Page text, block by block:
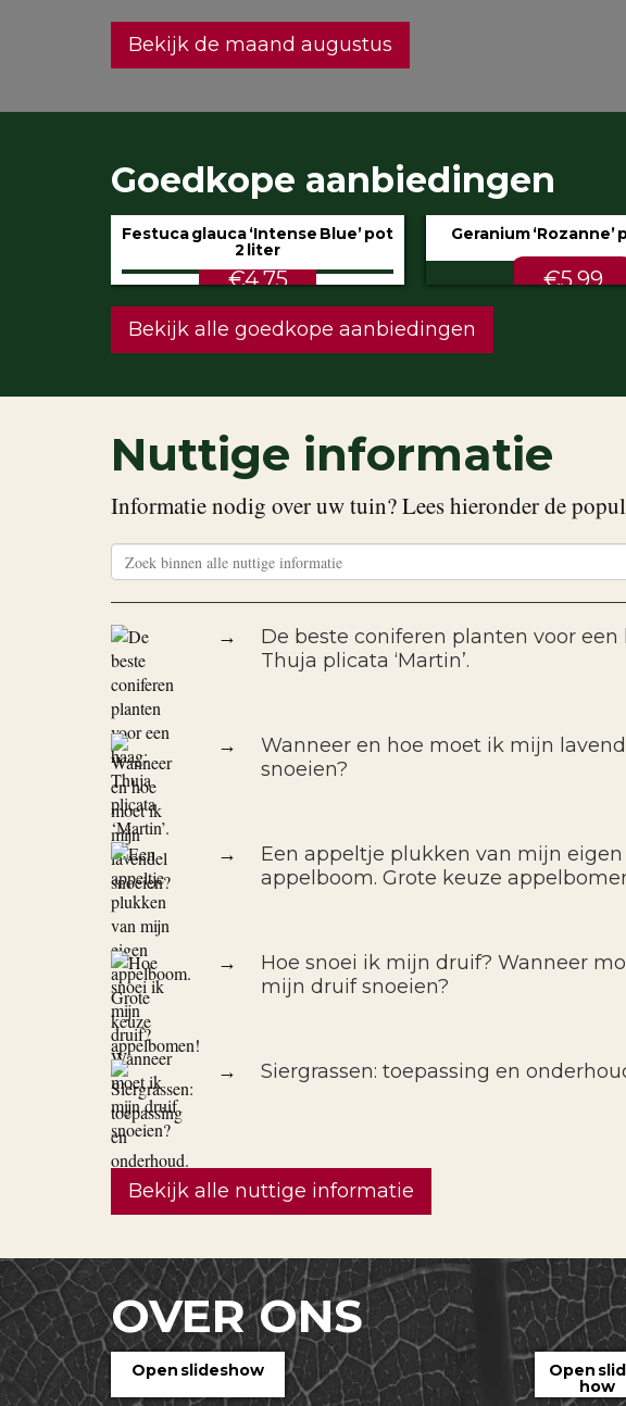
Bekijk de maand augustus
Goedkope aanbiedingen
Geranium ‘Rozanne’ pot 3 liter
€5.99
Hydrangea ‘Incrediball’
STUNT €9.50
Bekijk alle goedkope aanbiedingen
Nuttige informatie
Informatie nodig over uw tuin? Lees hieronder de
→
De beste coniferen planten voor een
Thuja plicata ‘Martin’.
→
Wanneer en hoe moet ik mijn
snoeien?
→
Een appeltje plukken van mijn eigen
appelboom. Grote keuze
→
Hoe snoei ik mijn druif? Wanneer
mijn druif snoeien?
→ Siergrassen: toepassing en
Bekijk alle nuttige informatie
OVER ONS
Open slideshow
Open
how